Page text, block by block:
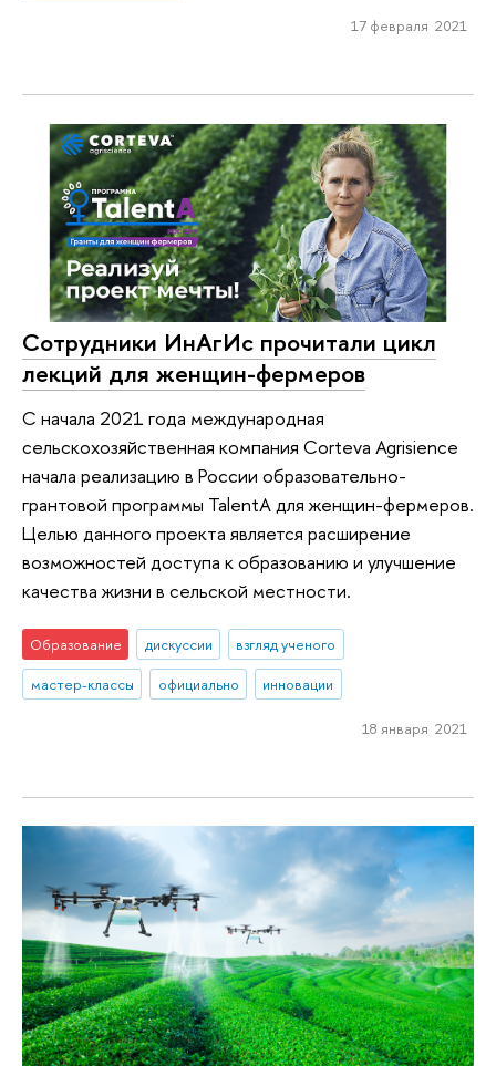
17 февраля 2021
Сотрудники ИнАгИс прочитали цикл
лекций для женщин-фермеров
С начала 2021 года международная
сельскохозяйственная компания Corteva Agrisience
начала реализацию в России образовательно-
грантовой программы TalentA для женщин-фермеров.
Целью данного проекта является расширение
возможностей доступа к образованию и улучшение
качества жизни в сельской местности.
Образование дискуссии
взгляд ученого
мастер-классы
официально инновации
18 января 2021